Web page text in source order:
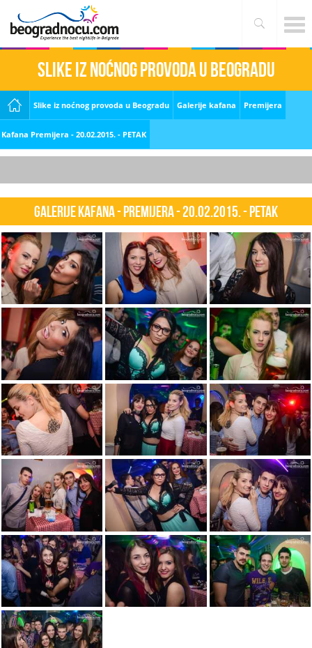
Slike iz noćnog provoda u Beogradu
Slike iz noćnog provoda u Beogradu Galerije kafana Premijera
Kafana Premijera - 20.02.2015. - PETAK
Galerije kafana - Premijera - 20.02.2015. - PETAK